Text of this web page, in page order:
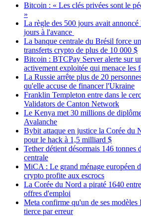
Bitcoin : « Les clés privées sont le
»
La règle des 500 jours avait
jours à l'avance
La banque centrale du Brésil force
transferts crypto de plus de 10 000 $
Bitcoin : BTCPay Server alerte sur
activement exploitée qui menace les
La Russie arrête plus de 20
qu'elle accuse de financer l'Ukraine
Franklin Templeton entre dans le
Validators de Canton Network
Le Kenya met 30 millions de
Avalanche
Bybit attaque en justice la Corée du
pour le hack à 1,5 milliard $
Tether détient désormais 146 tonnes
centrale
MiCA : Le grand ménage européen
crypto profite aux escrocs
La Corée du Nord a piraté 1640
offres d'emploi
Meta confirme qu'un de ses modèles
tierce par erreur